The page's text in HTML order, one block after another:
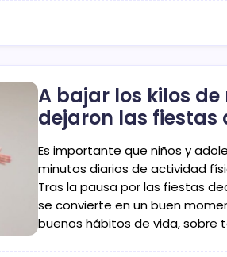
A bajar los kilos
dejaron las fiestas
Es importante que niños y
minutos diarios de actividad
Tras la pausa por las fiestas
se convierte en un buen
buenos hábitos de vida, sobre